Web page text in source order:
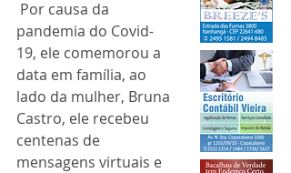
pandemia do Covid-
19, ele comemorou a
data em família, ao
lado da mulher, Bruna
Castro, ele recebeu
centenas de
mensagens virtuais e